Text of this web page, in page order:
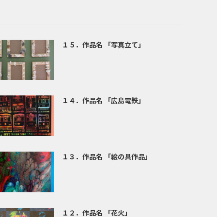
１５．作品名 「写真立て」
１４．作品名 「広島電鉄」
１３．作品名 「絵の具作品」
１２．作品名 「花火」